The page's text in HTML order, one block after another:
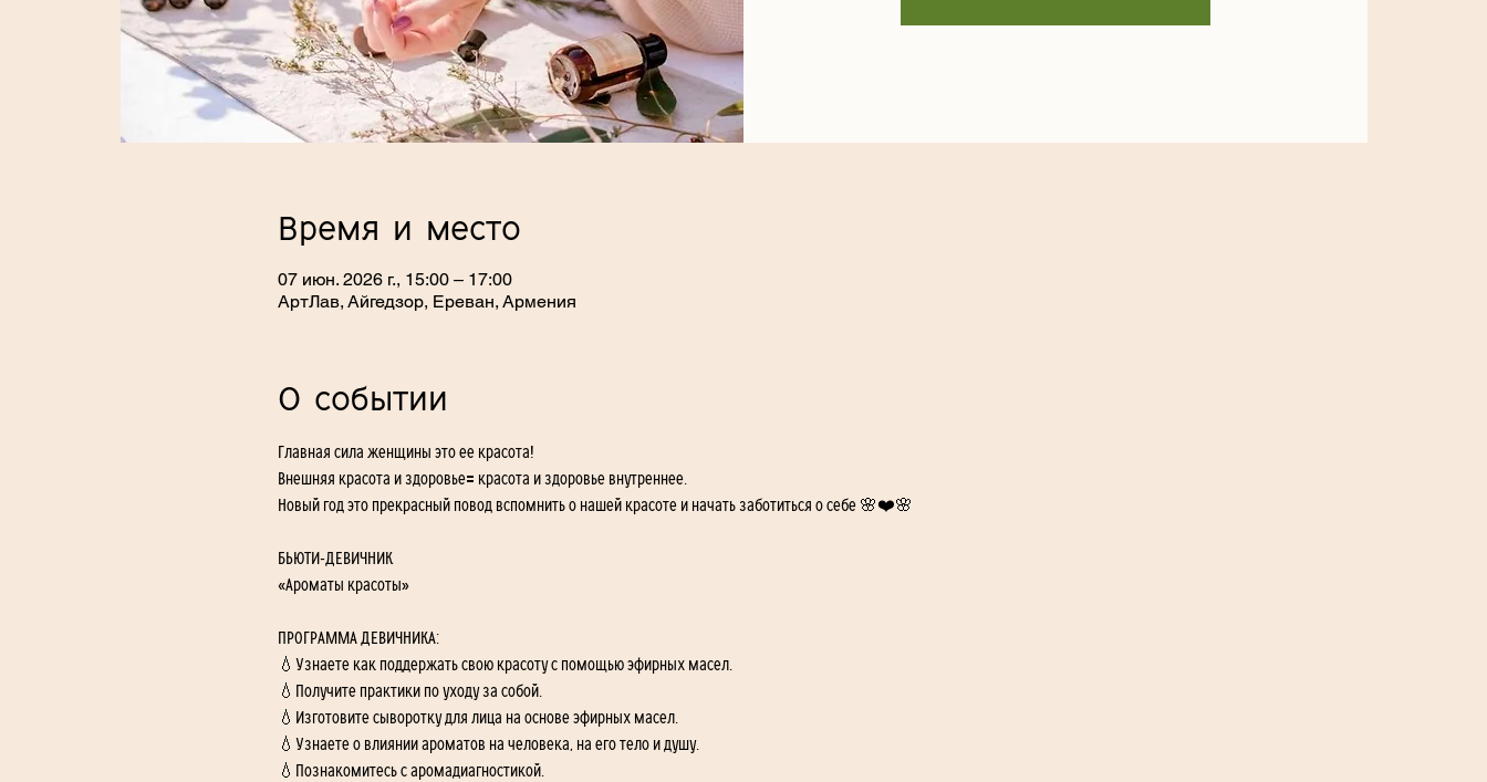
Время и место
07 июн. 2026 г., 15:00 – 17:00
АртЛав, Айгедзор, Ереван, Армения
О событии
Главная сила женщины это ее красота!
Внешняя красота и здоровье🟰 красота и здоровье внутреннее.
Новый год это прекрасный повод вспомнить о нашей красоте и начать заботиться о себе 🌸❤️🌸
БЬЮТИ-ДЕВИЧНИК
«Ароматы красоты»
ПРОГРАММА ДЕВИЧНИКА:
💧Узнаете как поддержать свою красоту с помощью эфирных масел.
💧Получите практики по уходу за собой.
💧Изготовите сыворотку для лица на основе эфирных масел.
💧Узнаете о влиянии ароматов на человека, на его тело и душу.
💧Познакомитесь с аромадиагностикой.